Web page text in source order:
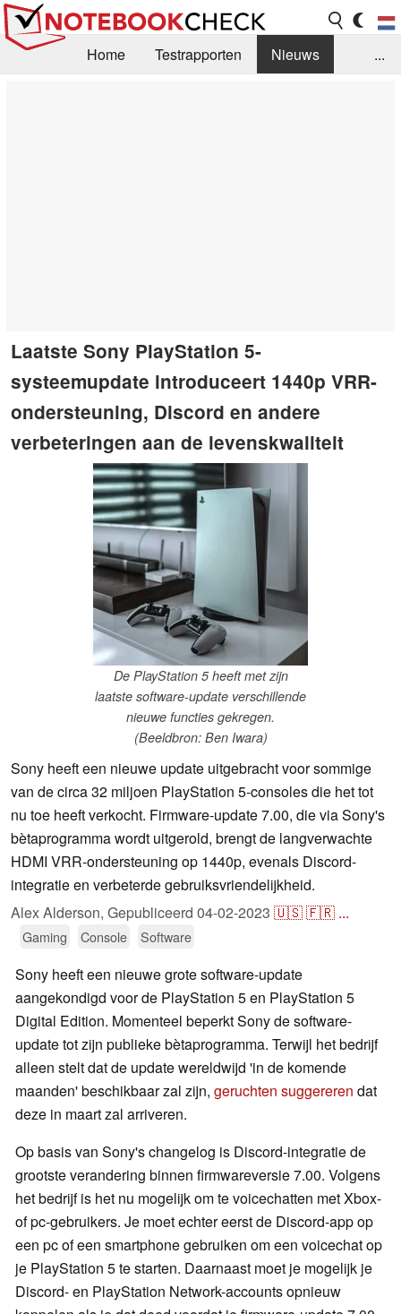
Home Testrapporten
Nieuws
...
Laatste Sony PlayStation 5-
systeemupdate introduceert 1440p VRR-
ondersteuning, Discord en andere
verbeteringen aan de levenskwaliteit
De PlayStation 5 heeft met zijn
laatste software-update verschillende
nieuwe functies gekregen.
(Beeldbron: Ben Iwara)
Sony heeft een nieuwe update uitgebracht voor sommige
van de circa 32 miljoen PlayStation 5-consoles die het tot
nu toe heeft verkocht. Firmware-update 7.00, die via Sony's
bètaprogramma wordt uitgerold, brengt de langverwachte
HDMI VRR-ondersteuning op 1440p, evenals Discord-
integratie en verbeterde gebruiksvriendelijkheid.
Alex Alderson, Gepubliceerd 04-02-2023 🇺🇸🇫🇷 ...
Gaming Console Software
Sony heeft een nieuwe grote software-update
aangekondigd voor de PlayStation 5 en PlayStation 5
Digital Edition. Momenteel beperkt Sony de software-
update tot zijn publieke bètaprogramma. Terwijl het bedrijf
alleen stelt dat de update wereldwijd 'in de komende
maanden' beschikbaar zal zijn, geruchten suggereren dat
deze in maart zal arriveren.
Op basis van Sony's changelog is Discord-integratie de
grootste verandering binnen firmwareversie 7.00. Volgens
het bedrijf is het nu mogelijk om te voicechatten met Xbox-
of pc-gebruikers. Je moet echter eerst de Discord-app op
een pc of een smartphone gebruiken om een voicechat op
je PlayStation 5 te starten. Daarnaast moet je mogelijk je
Discord- en PlayStation Network-accounts opnieuw